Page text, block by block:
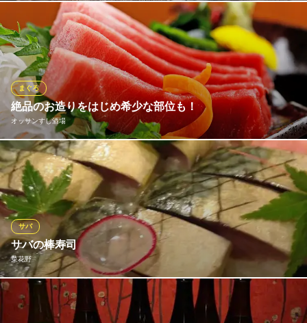
ＪＲ大阪環状線弁天町駅北口 徒歩1分
大阪府大阪市港区波除3-8-12
その日一番の素材を最高の状態で提供することがテーマです。当
日、中央市場で天然物を中心にこだわりの魚を仕入れ、お造りや
炭焼きなど素材のあった調理法でご提供いたします。 毎朝中央市
場本場に集まる魚介の中から厳選。長年の経験を活かし、時期や
産地、魚のふくらみ、身の活かり具合で美味しい魚を見極めま
す。
全席半個室 備長炭炭火焼 居魚菜々 わさびの花 西九条
厳選素材炭火海鮮居酒屋
ＪＲ西九条駅 徒歩1分
大阪府大阪市此花区西九条3-11-28
絶品のお造りをはじめ希少な部位も！
オッサンすし酒場
まぐろ
魚介の味と鮮度にこだわる当店は、寿司だけでなくお造りもおす
すめ！サーモンや鯛、しまあじなど単品のお造りのほか、その日
のおすすめの魚介の盛り合わせもぜひお召し上がりください。人
気メニューは本まぐろの中落ち！そのほか、まぐろのホホ肉な
ど、まぐろを使ったメニューが充実しています。
オッサンすし酒場
コスパ抜群！寿司居酒屋
阪神なんば線西九条駅 徒歩2分
大阪府大阪市此花区西九条3-14-23
サバの棒寿司
菜花野
サバ
千葉県銚子港から大きな大きな活けサバしか使いません。是非是
非ご賞味ください。病み付きになります。